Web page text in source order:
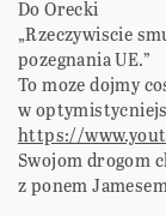
Do Orecki
„Rzeczywiscie
pozegnania UE.”
To moze dojmy
w
https://
Swojom drogom
z ponem